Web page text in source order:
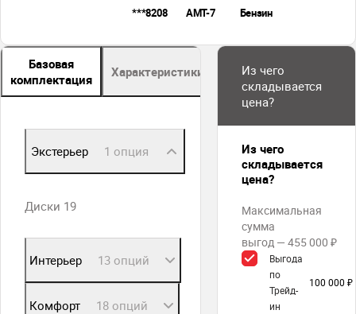
***8208 AMT-7 Бензин
Базовая
комплектация
Характеристики Описание
Экстерьер 1 опция
Диски 19
Интерьер 13 опций
Комфорт 18 опций
Из чего
складывается
цена?
Из чего
складывается
цена?
Максимальная
сумма
выгод — 455 000 ₽
Выгода
по
Трейд-
ин
100 000 ₽